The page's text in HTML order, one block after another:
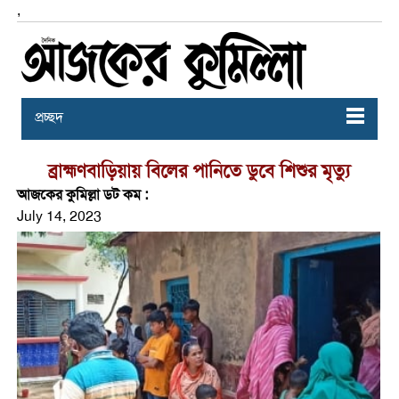
,
প্রচ্ছদ
ব্রাহ্মণবাড়িয়ায় বিলের পানিতে ডুবে শিশুর মৃত্যু
আজকের কুমিল্লা ডট কম :
July 14, 2023